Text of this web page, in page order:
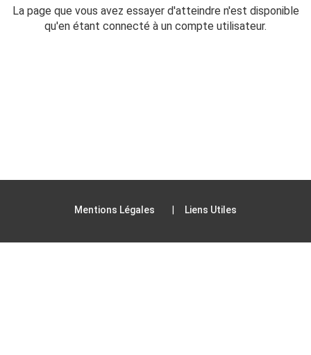
La page que vous avez essayer d'atteindre n'est disponible
qu'en étant connecté à un compte utilisateur.
Mentions Légales Liens Utiles